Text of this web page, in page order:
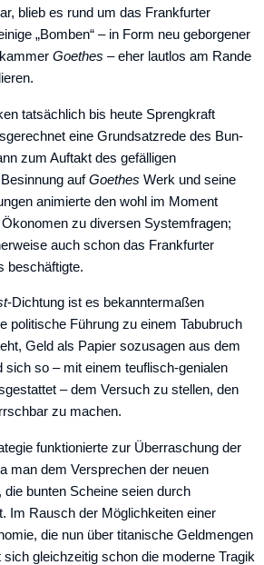
blieb es rund um das Frankfurter
„Bomben“ – in Form neu geborgener
Goethes – eher lautlos am Rande
tatsächlich bis heute Sprengkraft
eine Grundsatzrede des Bun­
zum Auftakt des gefälligen
aufGoethes Werk und seine
animierte den wohl im Moment
zu diversen Systemfragen;
auch schon das Frankfurter
beschäftigte.
-Dichtung ist es bekanntermaßen
politische Führung zu einem Tabubruch
Geld als Papier sozusagen aus dem
sich so – mit einem teuflisch-genialen
– dem Versuch zu stellen, den
zu machen.
funktionierte zur Überraschung der
man dem Versprechen der neuen
die bunten Scheine seien durch
Im Rausch der Möglichkeiten einer
die nun über titanische Geldmengen
gleichzeitig schon die moderne Tragik